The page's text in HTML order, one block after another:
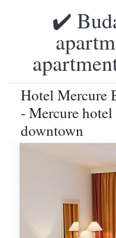
✔️
Hotel Mercure
- Mercure
downtown